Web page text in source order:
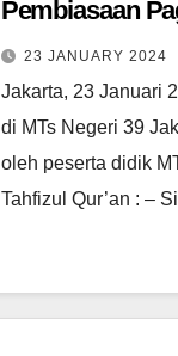
Pembiasaan
23 JANUARY 2024
Jakarta, 23 Januari
di MTs Negeri 39
oleh peserta didik
Tahfizul Qur’an : –